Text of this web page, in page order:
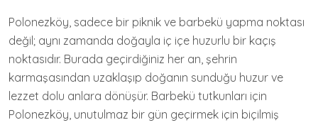
Polonezköy, sadece bir piknik ve barbekü yapma noktası
değil; aynı zamanda doğayla iç içe huzurlu bir kaçış
noktasıdır. Burada geçirdiğiniz her an, şehrin
karmaşasından uzaklaşıp doğanın sunduğu huzur ve
lezzet dolu anlara dönüşür. Barbekü tutkunları için
Polonezköy, unutulmaz bir gün geçirmek için biçilmiş